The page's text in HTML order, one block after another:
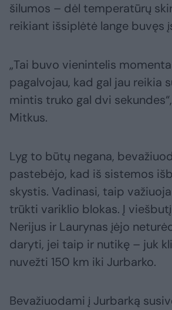
šilumos – dėl temperatūrų
reikiant išsiplėtė lange buvęs
„Tai buvo vienintelis
pagalvojau, kad gal jau reikia
mintis truko gal dvi
Mitkus.
Lyg to būtų negana,
pastebėjo, kad iš sistemos
skystis. Vadinasi, taip
trūkti variklio blokas. Į
Nerijus ir Laurynas įėjo
daryti, jei taip ir nutikę – juk
nuvežti 150 km iki Jurbarko.
Bevažiuodami į Jurbarką